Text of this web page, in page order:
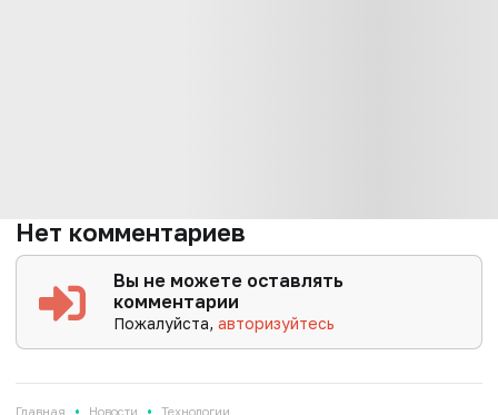
Нет комментариев
Вы не можете оставлять
комментарии
Пожалуйста,авторизуйтесь
Главная • Новости • Технологии